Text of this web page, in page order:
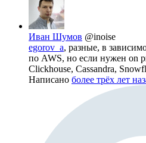
Иван Шумов @inoise
egorov_a, разные, в
по AWS, но если нужен on
Clickhouse, Cassandra,
Написано более трёх лет